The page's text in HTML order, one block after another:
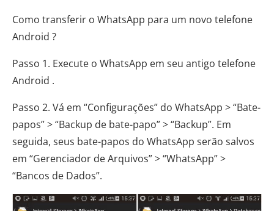
Como transferir o WhatsApp para um novo telefone
Android ?
Passo 1. Execute o WhatsApp em seu antigo telefone
Android .
Passo 2. Vá em “Configurações” do WhatsApp > “Bate-
papos” > “Backup de bate-papo” > “Backup”. Em
seguida, seus bate-papos do WhatsApp serão salvos
em “Gerenciador de Arquivos” > “WhatsApp” >
“Bancos de Dados”.